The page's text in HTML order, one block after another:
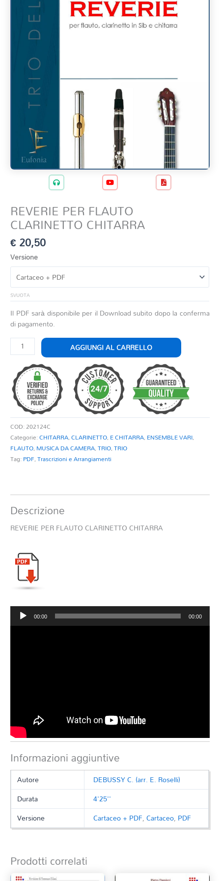
REVERIE PER FLAUTO
CLARINETTO CHITARRA
€20,50
Versione
SVUOTA
Il PDF sarà disponibile per il Download subito dopo la conferma
di pagamento.
REVERIE
PER
FLAUTO
CLARINETTO
CHITARRA
quantità
AGGIUNGI AL CARRELLO
COD:202124C
Categorie:CHITARRA,CLARINETTO, E CHITARRA, ENSEMBLE VARI,
FLAUTO, MUSICA DA CAMERA,TRIO,TRIO
Tag: PDF,Trascrizioni e Arrangiamenti
Descrizione
REVERIE PER FLAUTO CLARINETTO CHITARRA
Audio
Player
00:00 00:00
Informazioni aggiuntive
Autore
DEBUSSY C. (arr. E. Roselli)
Durata
4'25''
Versione
Cartaceo + PDF,Cartaceo, PDF
Prodotti correlati